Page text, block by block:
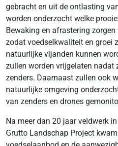
gebracht en uit de ontlasting
worden onderzocht welke
Bewaking en afrastering
zodat voedselkwaliteit en groei
natuurlijke vijanden kunnen
zullen worden vrijgelaten nadat
zenders. Daarnaast zullen ook
natuurlijke omgeving
van zenders en drones
Na meer dan 20 jaar veldwerk
Grutto Landschap Project